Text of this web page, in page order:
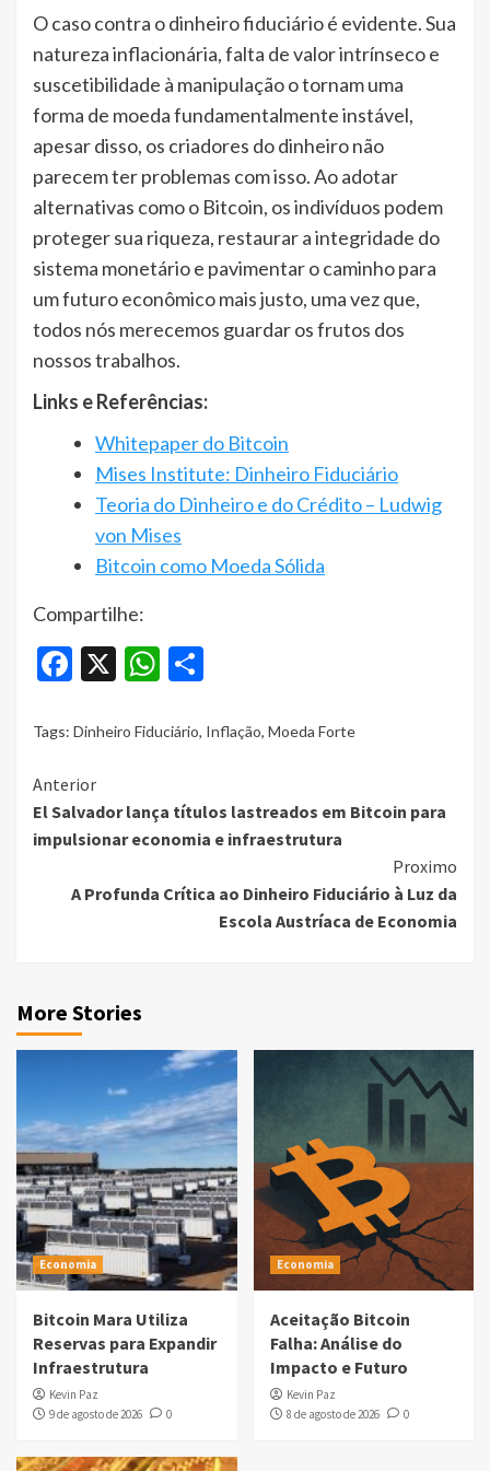
O caso contra o dinheiro fiduciário é evidente. Sua
natureza inflacionária, falta de valor intrínseco e
suscetibilidade à manipulação o tornam uma
forma de moeda fundamentalmente instável,
apesar disso, os criadores do dinheiro não
parecem ter problemas com isso. Ao adotar
alternativas como o Bitcoin, os indivíduos podem
proteger sua riqueza, restaurar a integridade do
sistema monetário e pavimentar o caminho para
um futuro econômico mais justo, uma vez que,
todos nós merecemos guardar os frutos dos
nossos trabalhos.
Links e Referências:
Whitepaper do Bitcoin
Mises Institute: Dinheiro Fiduciário
Teoria do Dinheiro e do Crédito – Ludwig
von Mises
Bitcoin como Moeda Sólida
Compartilhe:
Facebook
X WhatsApp
Tags: Dinheiro Fiduciário, Inflação, Moeda Forte
Continue
Reading
Anterior
El Salvador lança títulos lastreados em Bitcoin para
impulsionar economia e infraestrutura
Proximo
A Profunda Crítica ao Dinheiro Fiduciário à Luz da
Escola Austríaca de Economia
More Stories
Economia
Bitcoin Mara Utiliza
Reservas para Expandir
Infraestrutura
Kevin Paz
9 de agosto de 2026
0
Economia
Aceitação Bitcoin
Falha: Análise do
Impacto e Futuro
Kevin Paz
8 de agosto de 2026
0